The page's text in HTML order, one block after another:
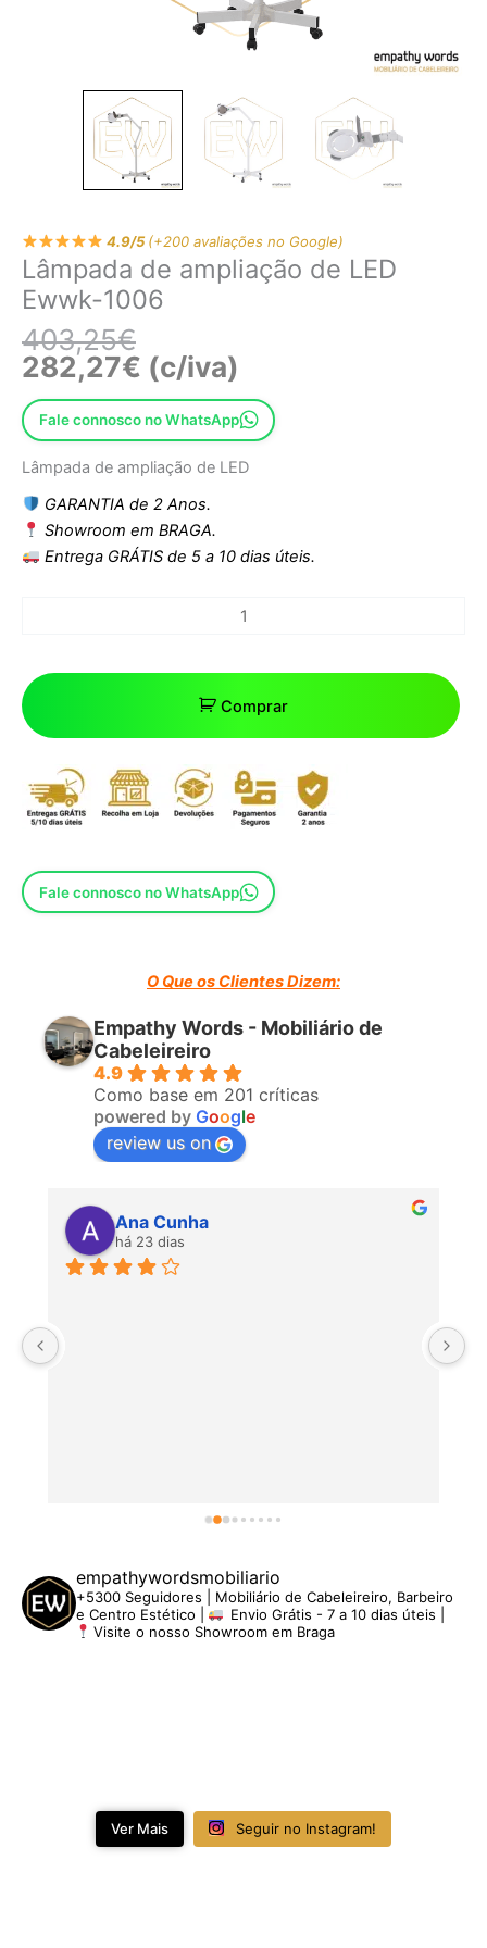
4.9/5(+200 avaliações no Google)
Lâmpada de ampliação de LED
Ewwk-1006
403,25€
282,27€ (c/iva)
Fale connosco no WhatsApp
Lâmpada de ampliação de LED
GARANTIA de 2 Anos.
Showroom em BRAGA.
Entrega GRÁTIS de 5 a 10 dias úteis.
Comprar
Fale connosco no WhatsApp
O Que os Clientes Dizem:
Empathy Words - Mobiliário de
Cabeleireiro
4.9
Como base em 201 críticas
powered by Google
review us on
Ana Cunha
há 23 dias
empathywordsmobiliario
+5300 Seguidores | Mobiliário de Cabeleireiro, Barbeiro
e Centro Estético |
Envio Grátis - 7 a 10 dias úteis |
Visite o nosso Showroom em Braga
Ver Mais Seguir no Instagram!